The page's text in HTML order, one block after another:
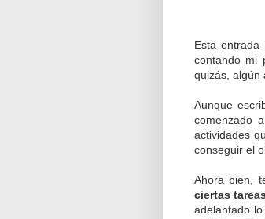
Esta
contando mi
quizás, algún
Aunque
comenzado a
actividades
conseguir el
Ahora bien,
ciertas
adelantado